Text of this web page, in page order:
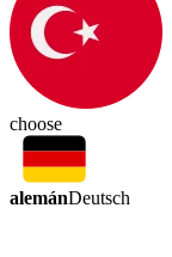
choose
alemánDeutsch